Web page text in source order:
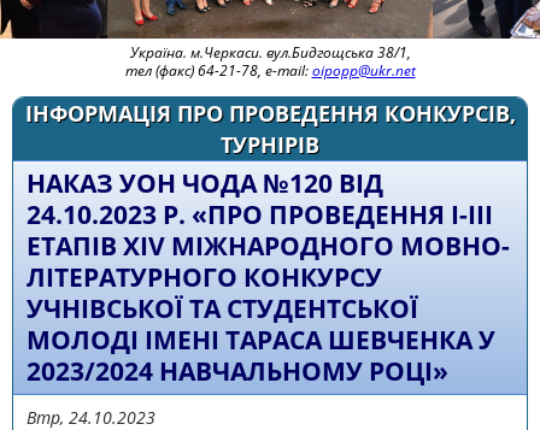
Україна. м.Черкаси. вул.Бидгощська 38/1,
тел (факс) 64-21-78, e-mail:oipopp@ukr.net
ІНФОРМАЦІЯ ПРО ПРОВЕДЕННЯ КОНКУРСІВ,
ТУРНІРІВ
НАКАЗ УОН ЧОДА №120 ВІД
24.10.2023 Р. «ПРО ПРОВЕДЕННЯ І-ІІІ
ЕТАПІВ XIV МІЖНАРОДНОГО МОВНО-
ЛІТЕРАТУРНОГО КОНКУРСУ
УЧНІВСЬКОЇ ТА СТУДЕНТСЬКОЇ
МОЛОДІ ІМЕНІ ТАРАСА ШЕВЧЕНКА У
2023/2024 НАВЧАЛЬНОМУ РОЦІ»
Втр, 24.10.2023